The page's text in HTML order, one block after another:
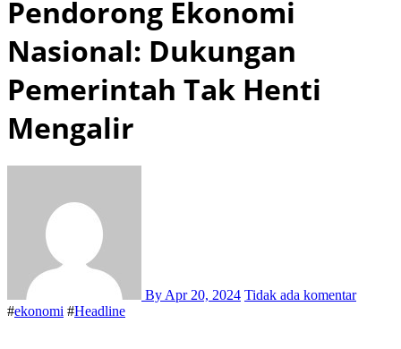
Pendorong Ekonomi
Nasional: Dukungan
Pemerintah Tak Henti
Mengalir
By Apr 20, 2024 Tidak ada komentar
#ekonomi #Headline